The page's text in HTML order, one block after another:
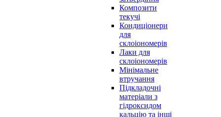
Композити
текучі
Кондиціонери
для
склоіономерів
Лаки для
склоіономерів
Мінімальне
втручання
Підкладочні
матеріали з
гідроксидом
кальцію та інші